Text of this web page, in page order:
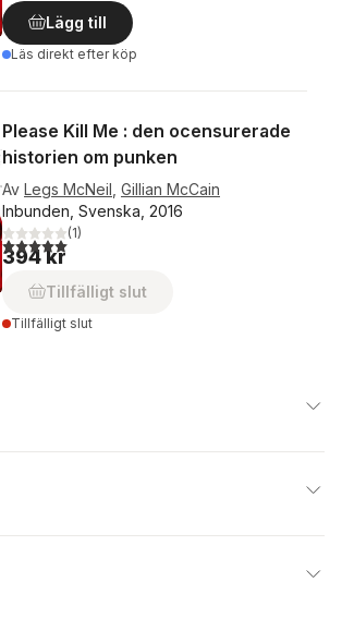
Lägg till
Läs direkt efter köp
Please Kill Me : den ocensurerade
historien om punken
Av Legs McNeil Gillian McCain
Inbunden, Svenska, 2016
5,0utav 5 stjärnor. Totalt antal röster:
(1)
394 kr
Tillfälligt slut
Tillfälligt slut